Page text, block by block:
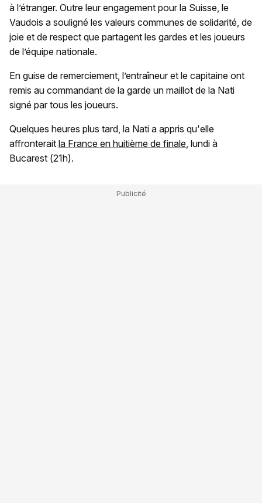
à l’étranger. Outre leur engagement pour la Suisse, le
Vaudois a souligné les valeurs communes de solidarité, de
joie et de respect que partagent les gardes et les joueurs
de l’équipe nationale.
En guise de remerciement, l’entraîneur et le capitaine ont
remis au commandant de la garde un maillot de la Nati
signé par tous les joueurs.
Quelques heures plus tard, la Nati a appris qu'elle
affronterait la France en huitième de finale, lundi à
Bucarest (21h).